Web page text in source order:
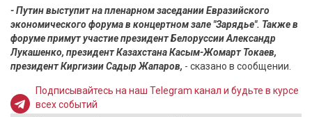
- Путин выступит на пленарном заседании Евразийского
экономического форума в концертном зале "Зарядье". Также в
форуме примут участие президент Белоруссии Александр
Лукашенко, президент Казахстана Касым-Жомарт Токаев,
президент Киргизии Садыр Жапаров, - сказано в сообщении.
Подписывайтесь на наш Telegram канал и будьте в курсе
всех событий